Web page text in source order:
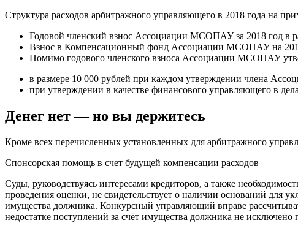
Структура расходов арбитражного управляющего в 2018 года на
Годовой членский взнос Ассоциации МСОПАУ за 2018 год в
Взнос в Компенсационный фонд Ассоциации МСОПАУ на 2018
Помимо годового членского взноса Ассоциации МСОПАУ
в размере 10 000 рублей при каждом утверждении члена
при утверждении в качестве финансового управляющего в
Денег нет — но вы держитесь
Кроме всех перечисленных установленных для арбитражного
Спонсорская помощь в счет будущей компенсации расходов
Суды, руководствуясь интересами кредиторов, а также
проведения оценки, не свидетельствует о наличии оснований для
имущества должника. Конкурсный управляющий вправе
недостатке поступлений за счёт имущества должника не исключено